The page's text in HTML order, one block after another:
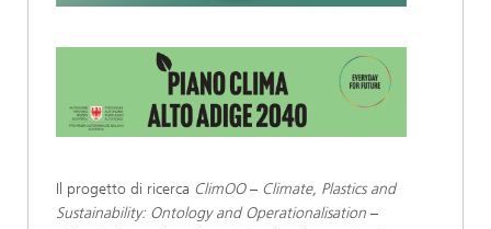
Il progetto di ricerca ClimOO– Climate, Plastics and
Sustainability: Ontology and Operationalisation –